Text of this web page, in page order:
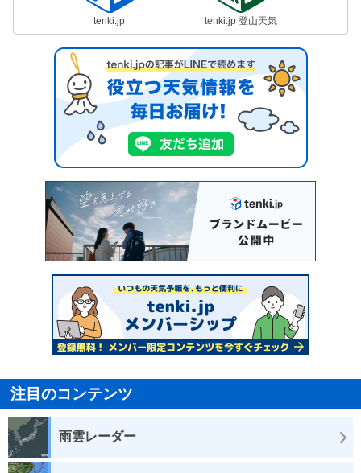
tenki.jp tenki.jp 登山天気
注目のコンテンツ
雨雲レーダー